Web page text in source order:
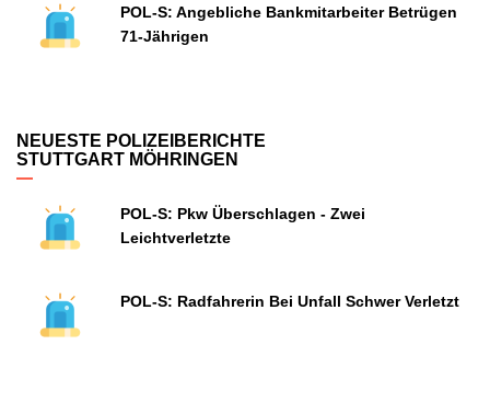
POL-S: Angebliche Bankmitarbeiter Betrügen
71-Jährigen
NEUESTE POLIZEIBERICHTE
STUTTGART MÖHRINGEN
POL-S: Pkw Überschlagen - Zwei
Leichtverletzte
POL-S: Radfahrerin Bei Unfall Schwer Verletzt